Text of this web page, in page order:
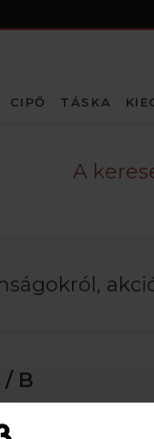
CIPŐ TÁSKA
A
/ B